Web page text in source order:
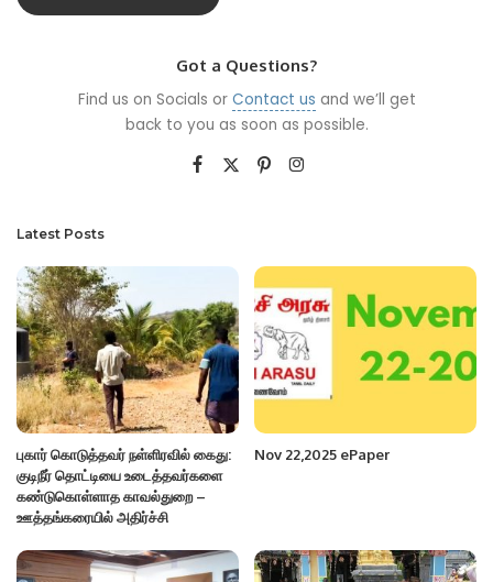
Got a Questions?
Find us on Socials or Contact us and we’ll get
back to you as soon as possible.
Latest Posts
புகார் கொடுத்தவர் நள்ளிரவில் கைது:
குடிநீர் தொட்டியை உடைத்தவர்களை
கண்டுகொள்ளாத காவல்துறை –
ஊத்தங்கரையில் அதிர்ச்சி
Nov 22,2025 ePaper